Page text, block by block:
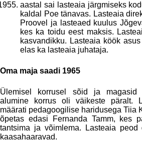
aastal sai lasteaia järgmiseks
kaldal Poe tänavas. Lasteaia
Proovel ja lasteaed kuulus
kes ka toidu eest maksis.
kasvandikku. Lasteaia köök
elas ka lasteaia juhataja.
Oma maja saadi 1965
Ülemisel korrusel sõid ja magasid
alumine korrus oli väikeste päralt.
määrati pedagoogilise haridusega Tiia
õpetas edasi Fernanda Tamm, kes
tantsima ja võimlema. Lasteaia
kaasahaaravad.